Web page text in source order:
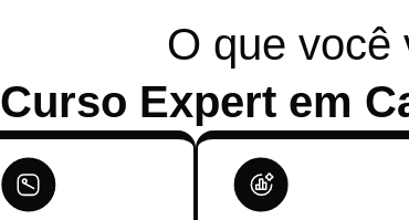
O que você
Curso Expert em